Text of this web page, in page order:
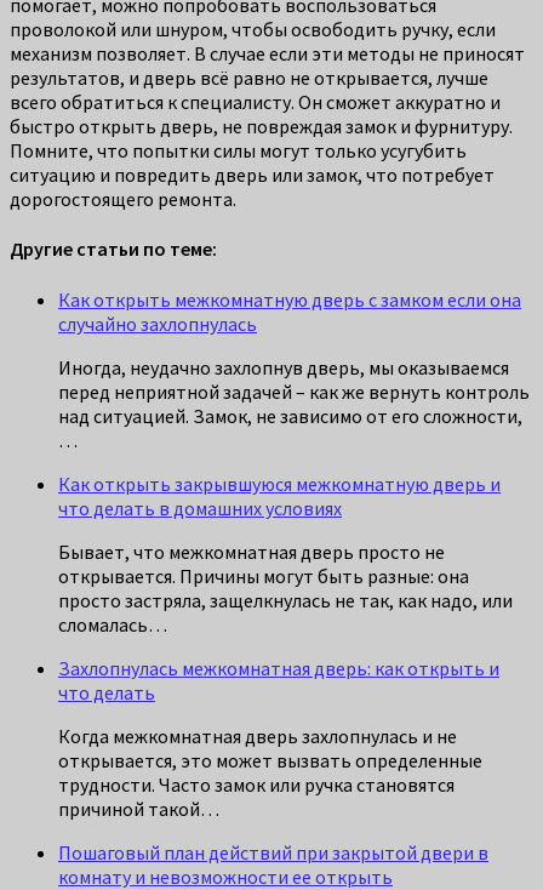
помогает, можно попробовать воспользоваться
проволокой или шнуром, чтобы освободить ручку, если
механизм позволяет. В случае если эти методы не приносят
результатов, и дверь всё равно не открывается, лучше
всего обратиться к специалисту. Он сможет аккуратно и
быстро открыть дверь, не повреждая замок и фурнитуру.
Помните, что попытки силы могут только усугубить
ситуацию и повредить дверь или замок, что потребует
дорогостоящего ремонта.
Другие статьи по теме:
Как открыть межкомнатную дверь с замком если она
случайно захлопнулась
Иногда, неудачно захлопнув дверь, мы оказываемся
перед неприятной задачей – как же вернуть контроль
над ситуацией. Замок, не зависимо от его сложности,
…
Как открыть закрывшуюся межкомнатную дверь и
что делать в домашних условиях
Бывает, что межкомнатная дверь просто не
открывается. Причины могут быть разные: она
просто застряла, защелкнулась не так, как надо, или
сломалась…
Захлопнулась межкомнатная дверь: как открыть и
что делать
Когда межкомнатная дверь захлопнулась и не
открывается, это может вызвать определенные
трудности. Часто замок или ручка становятся
причиной такой…
Пошаговый план действий при закрытой двери в
комнату и невозможности ее открыть